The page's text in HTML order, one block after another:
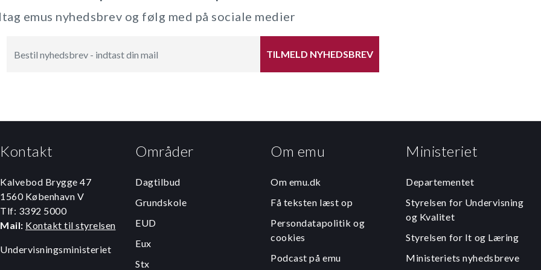
emus nyhedsbrev og følg med på sociale medier
TILMELD NYHEDSBREV
Kontakt
Kalvebod Brygge 47
1560 København V
Tlf: 3392 5000
Mail: Kontakt til styrelsen
Undervisningsministeriet
Områder
Dagtilbud
Grundskole
EUD
Eux
Stx
Om emu
Om emu.dk
Få teksten læst op
Persondatapolitik og
cookies
Podcast på emu
Ministeriet
Departementet
Styrelsen for Undervisning
og Kvalitet
Styrelsen for It og Læring
Ministeriets nyhedsbreve